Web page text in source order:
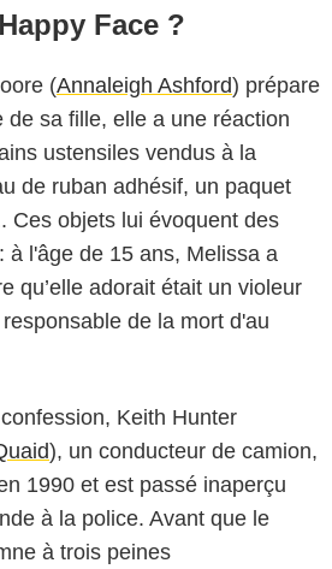
Face ?
(Annaleigh Ashford) prépare
de sa fille, elle a une réaction
ustensiles vendus à la
de ruban adhésif, un paquet
Ces objets lui évoquent des
à l'âge de 15 ans, Melissa a
qu’elle adorait était un violeur
de la mort d'au
Keith Hunter
), un conducteur de camion,
1990 et est passé inaperçu
à la police. Avant que le
à trois peines